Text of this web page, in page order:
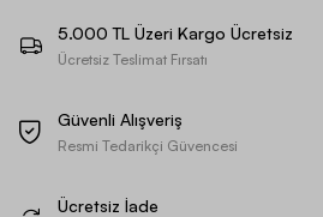
5.000 TL Üzeri Kargo Ücretsiz
Ücretsiz Teslimat Fırsatı
Güvenli Alışveriş
Resmi Tedarikçi Güvencesi
Ücretsiz İade